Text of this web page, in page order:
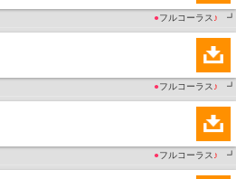
●フルコーラス ♪ ┛
●フルコーラス ♪ ┛
●フルコーラス ♪ ┛